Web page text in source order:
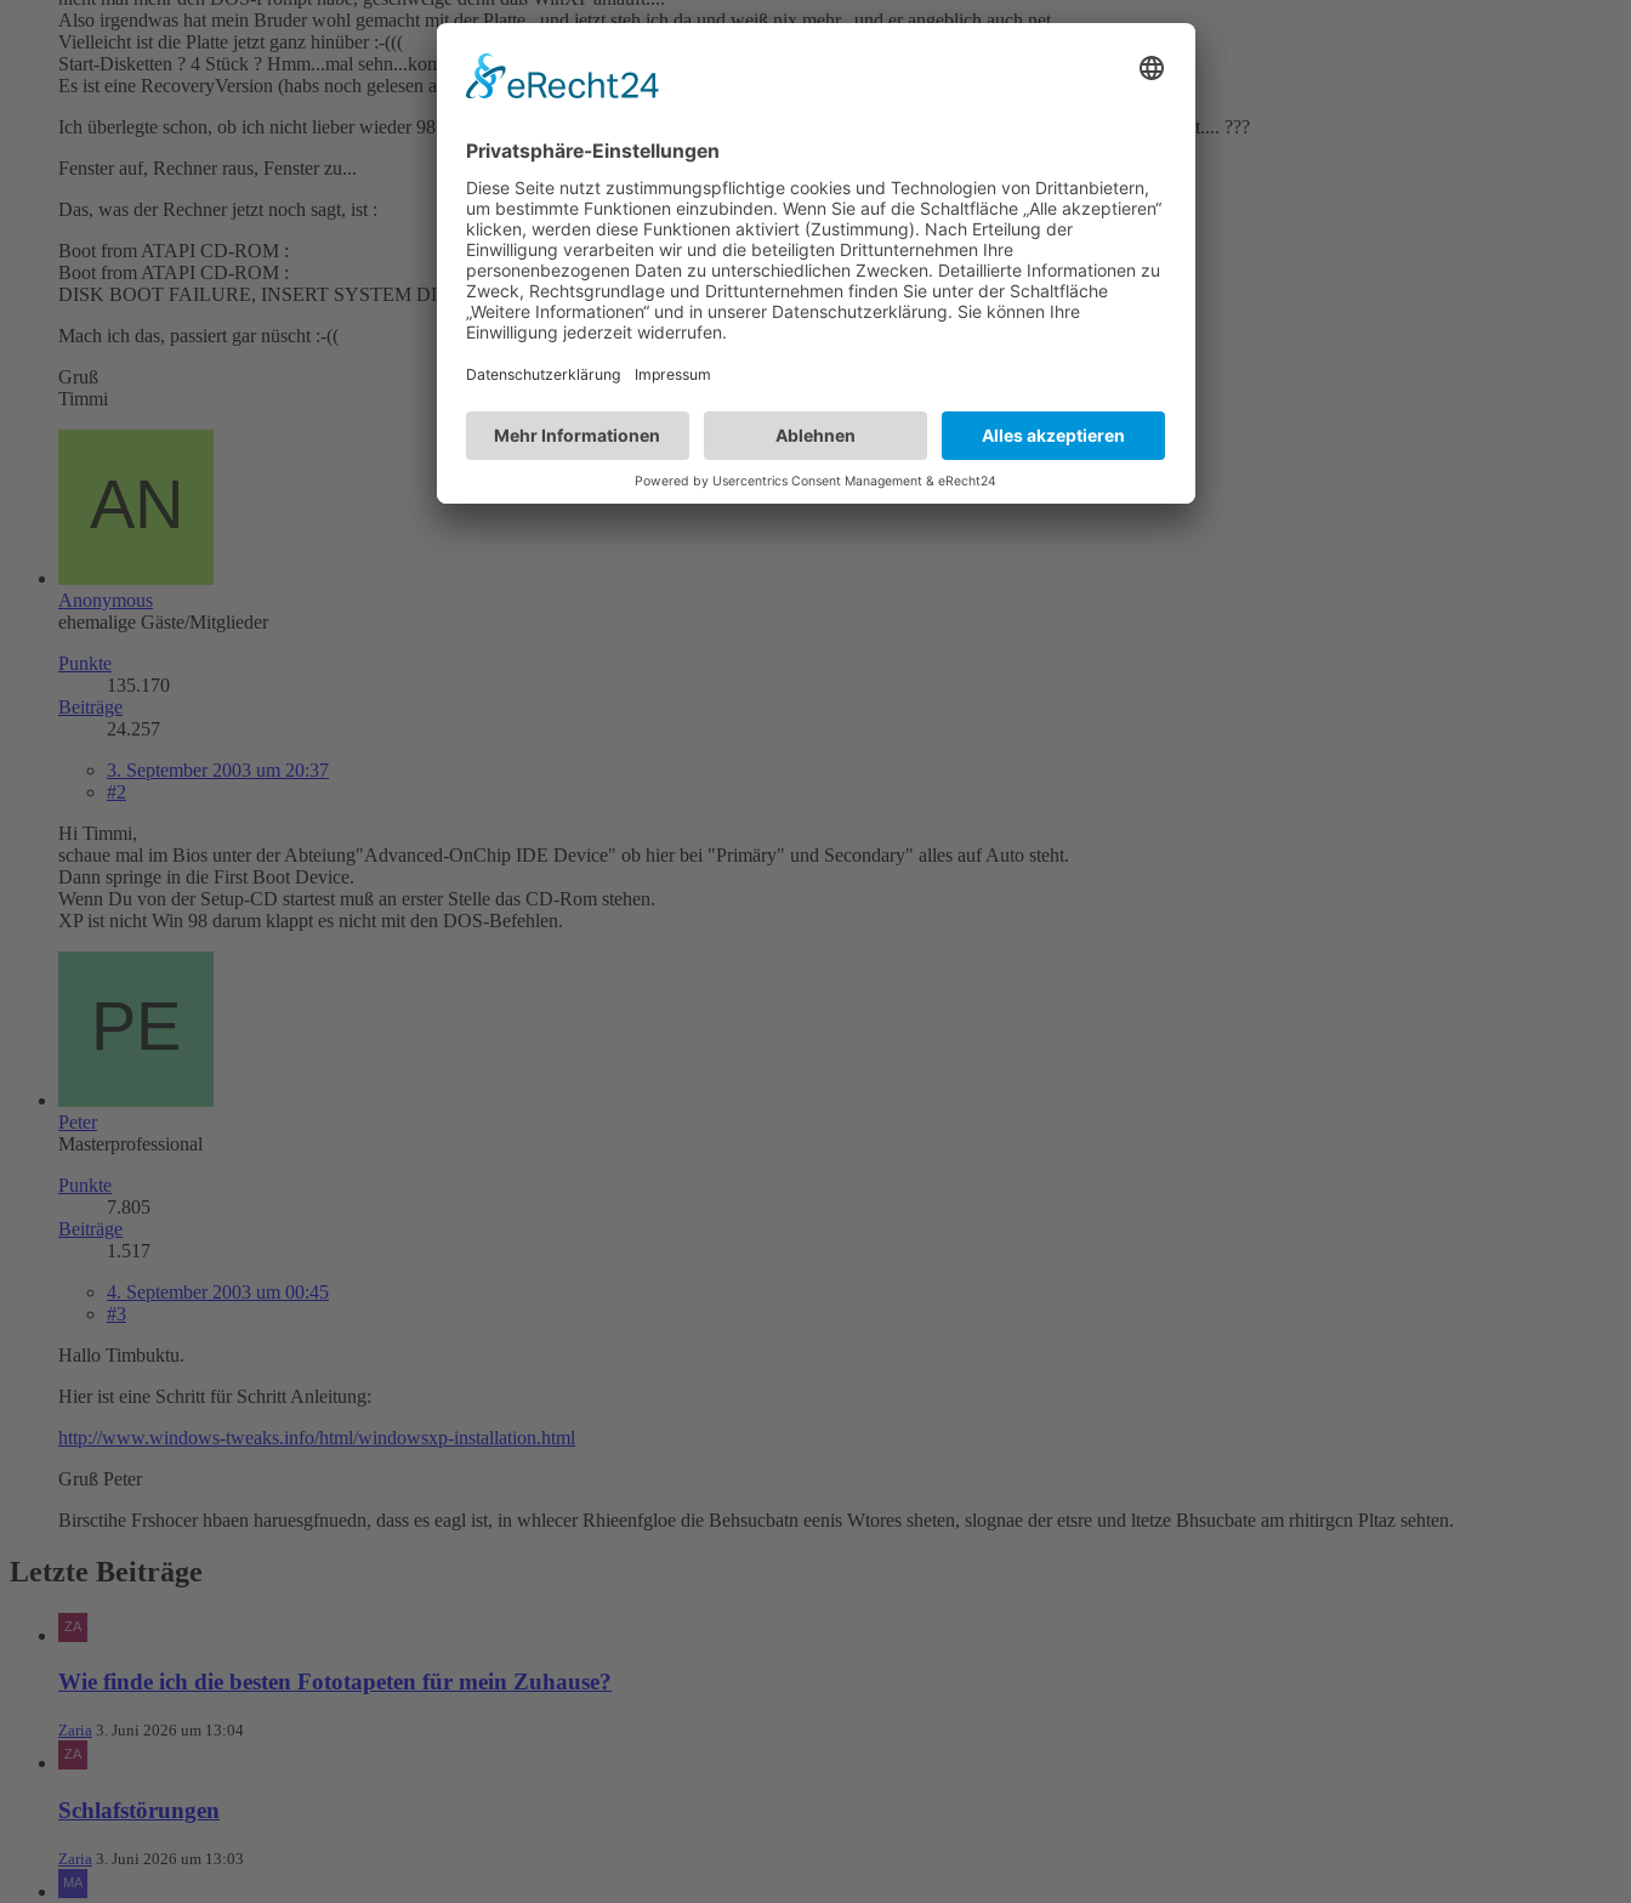
Also irgendwas hat mein Bruder wohl gemacht mit der Platte...und jetzt steh ich da und weiß nix mehr...und er angeblich auch net...
Vielleicht ist die Platte jetzt ganz hinüber :-(((
Start-Disketten ? 4 Stück ? Hmm...mal sehn...komisch, daß tatsächlich keine dabei waren, beim Kauf meine ich ...
Es ist eine RecoveryVersion (habs noch gelesen auf der CD), falls das noch wichtig ist...
Ich überlegte schon, ob ich nicht lieber wieder 98 draufschmeiße...aber selbst die Startdiskette frißt der nich mehr ! Was ist denn nun noch alles kaputt.... ???
Fenster auf, Rechner raus, Fenster zu...
Das, was der Rechner jetzt noch sagt, ist :
Boot from ATAPI CD-ROM :
Boot from ATAPI CD-ROM :
DISK BOOT FAILURE, INSERT SYSTEM DISK AND PRESS ENTER
Mach ich das, passiert gar nüscht :-((
Gruß
Timmi
Anonymous
ehemalige Gäste/Mitglieder
Punkte
135.170
Beiträge
24.257
3. September 2003 um 20:37
#2
Hi Timmi,
schaue mal im Bios unter der Abteiung"Advanced-OnChip IDE Device" ob hier bei "Primäry" und Secondary" alles auf Auto steht.
Dann springe in die First Boot Device.
Wenn Du von der Setup-CD startest muß an erster Stelle das CD-Rom stehen.
XP ist nicht Win 98 darum klappt es nicht mit den DOS-Befehlen.
Peter
Masterprofessional
Punkte
7.805
Beiträge
1.517
4. September 2003 um 00:45
#3
Hallo Timbuktu.
Hier ist eine Schritt für Schritt Anleitung:
http://www.windows-tweaks.info/html/windowsxp-installation.html
Gruß Peter
Birsctihe Frshocer hbaen haruesgfnuedn, dass es eagl ist, in whlecer Rhieenfgloe die Behsucbatn eenis Wtores sheten, slognae der etsre und ltetze Bhsucbate am rhitirgcn Pltaz sehten.
Letzte Beiträge
Wie finde ich die besten Fototapeten für mein Zuhause?
Zaria 3. Juni 2026 um 13:04
Schlafstörungen
Zaria 3. Juni 2026 um 13:03